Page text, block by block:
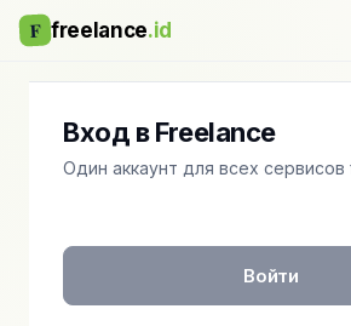
F freelance.id
Вход в Freelance
Один аккаунт для всех сервисов
Войти